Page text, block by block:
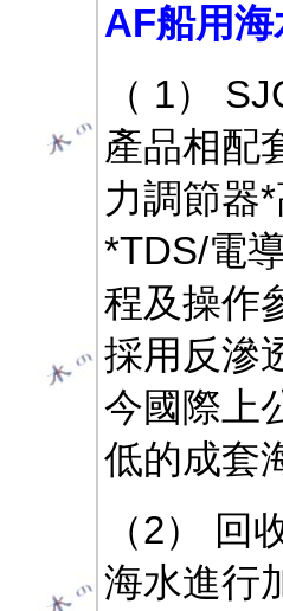
AF船用
（ 1）
產品相配
力調節器
*TDS/電
程及操作
採用反滲
今國際上
低的成套
（2） 回
海水進行